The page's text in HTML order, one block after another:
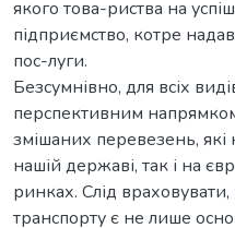
якого това-риства на
підприємство, котре
пос-луги.
Безсумнівно, для всіх
перспективним
змішаних перевезень,
нашій державі, так і на
ринках. Слід
транспорту є не лише